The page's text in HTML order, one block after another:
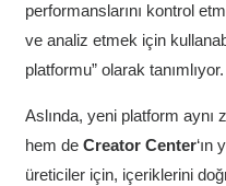
performanslarını kontrol
ve analiz etmek için
platformu” olarak tanımlıyor.
Aslında, yeni platform aynı
hem de Creator Center‘ın
üreticiler için, içeriklerini